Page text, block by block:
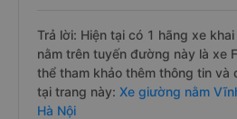
Trả lời: Hiện tại có 1 hãng xe
nằm trên tuyến đường này là xe
thể tham khảo thêm thông tin và
tại trang này: Xe giường nằm
Hà Nội